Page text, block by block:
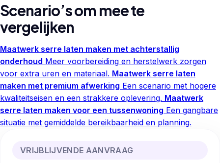
Scenario’s om mee te
vergelijken
Maatwerk serre laten maken met achterstallig
onderhoud Meer voorbereiding en herstelwerk zorgen
voor extra uren en materiaal. Maatwerk serre laten
maken met premium afwerking Een scenario met hogere
kwaliteitseisen en een strakkere oplevering. Maatwerk
serre laten maken voor een tussenwoning Een gangbare
situatie met gemiddelde bereikbaarheid en planning.
VRIJBLIJVENDE AANVRAAG